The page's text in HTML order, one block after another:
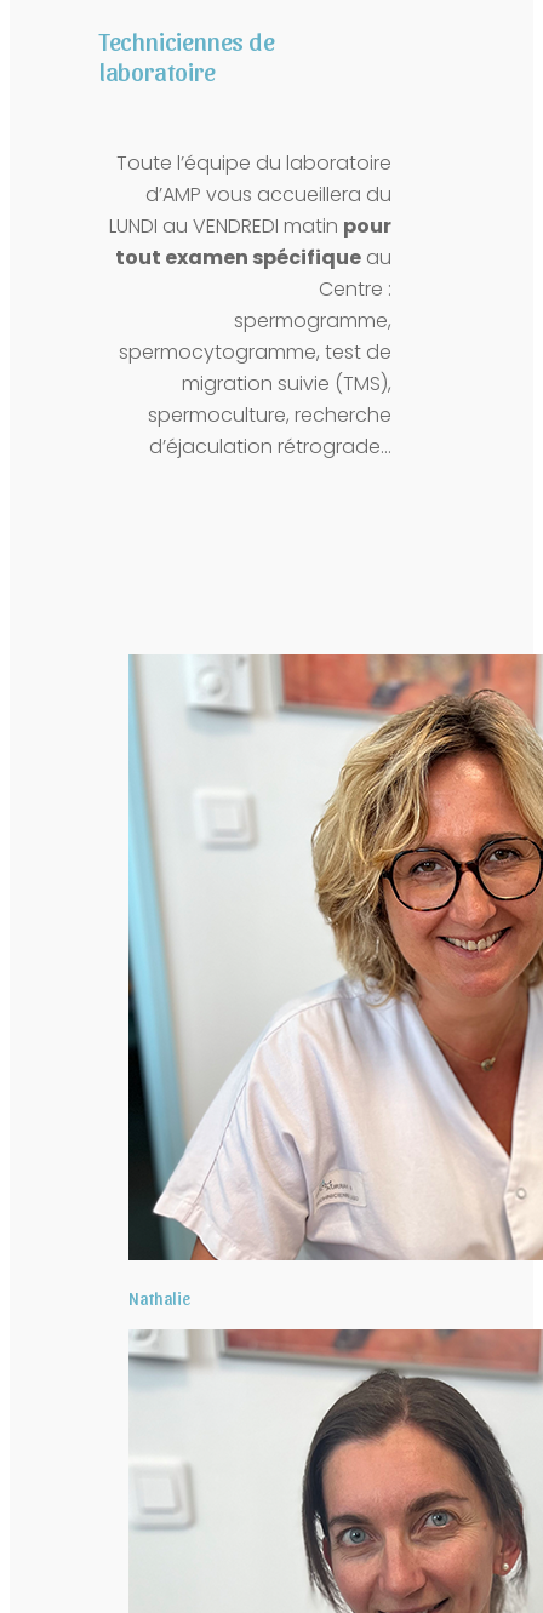
Nathalie
Techniciennes de
laboratoire
Toute l’équipe du laboratoire
d’AMP vous accueillera du
LUNDI au VENDREDI matin pour
tout examen spécifiqueau
Centre :
spermogramme,
spermocytogramme, test de
migration suivie (TMS),
spermoculture, recherche
d’éjaculation rétrograde…